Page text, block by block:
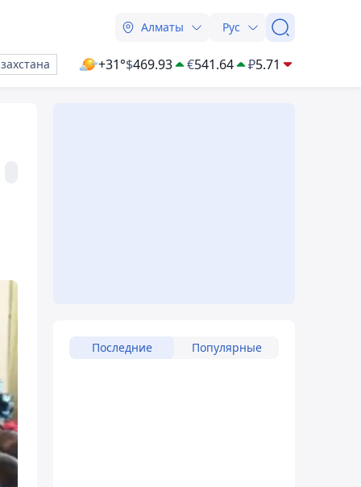
Алматы Рус
+31°$469.93 €541.64 ₽5.71
Последние Популярные